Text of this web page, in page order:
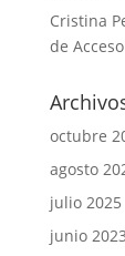
Cristina
de
octubre
agosto
julio 2025
junio 2023